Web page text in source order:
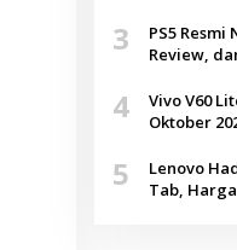
3
PS5 Resmi
Review,
4
Vivo V60
Oktober
5
Lenovo
Tab,